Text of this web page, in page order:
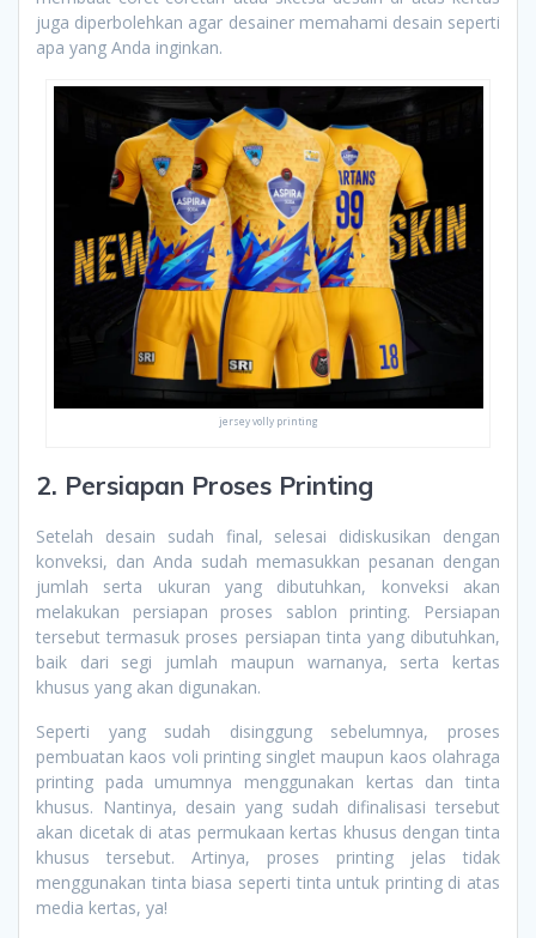
juga diperbolehkan agar desainer memahami desain seperti
apa yang Anda inginkan.
jersey volly printing
2. Persiapan Proses Printing
Setelah desain sudah final, selesai didiskusikan dengan
konveksi, dan Anda sudah memasukkan pesanan dengan
jumlah serta ukuran yang dibutuhkan, konveksi akan
melakukan persiapan proses sablon printing. Persiapan
tersebut termasuk proses persiapan tinta yang dibutuhkan,
baik dari segi jumlah maupun warnanya, serta kertas
khusus yang akan digunakan.
Seperti yang sudah disinggung sebelumnya, proses
pembuatan kaos voli printing singlet maupun kaos olahraga
printing pada umumnya menggunakan kertas dan tinta
khusus. Nantinya, desain yang sudah difinalisasi tersebut
akan dicetak di atas permukaan kertas khusus dengan tinta
khusus tersebut. Artinya, proses printing jelas tidak
menggunakan tinta biasa seperti tinta untuk printing di atas
media kertas, ya!